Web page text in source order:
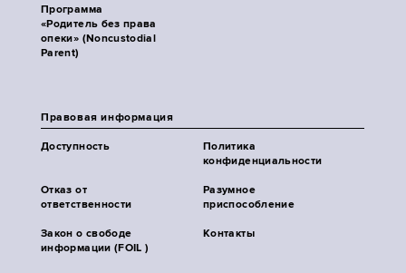
Программа
«Родитель без права
опеки» (Noncustodial
Parent)
Правовая информация
Доступность
Политика
конфиденциальности
Отказ от
ответственности
Разумное
приспособление
Закон о свободе
информации (FOIL )
Контакты